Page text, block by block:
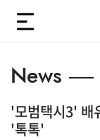
News
'모범택시3' 배
'톡톡'